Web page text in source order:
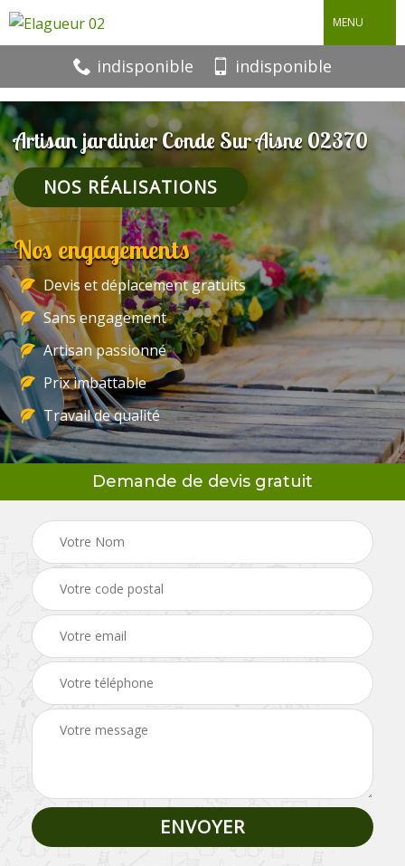
MENU
indisponible indisponible
Artisan jardinier Conde Sur Aisne 02370
NOS RÉALISATIONS
Nos engagements
Devis et déplacement gratuits
Sans engagement
Artisan passionné
Prix imbattable
Travail de qualité
Demande de devis gratuit